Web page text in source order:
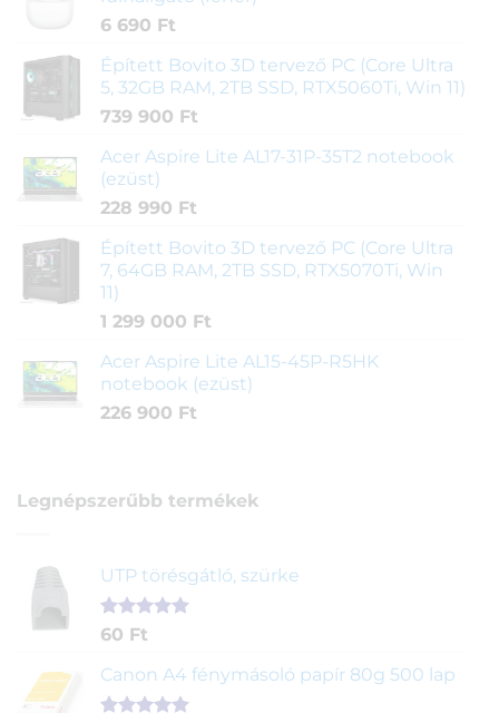
6 690 Ft
Épített Bovito 3D tervező PC (Core Ultra
5, 32GB RAM, 2TB SSD, RTX5060Ti, Win 11)
739 900 Ft
Acer Aspire Lite AL17-31P-35T2 notebook
(ezüst)
228 990 Ft
Épített Bovito 3D tervező PC (Core Ultra
7, 64GB RAM, 2TB SSD, RTX5070Ti, Win
11)
1 299 000 Ft
Acer Aspire Lite AL15-45P-R5HK
notebook (ezüst)
226 900 Ft
Legnépszerűbb termékek
UTP törésgátló, szürke
Értékelés
ből,
1
értékelés
alapján
60 Ft
Canon A4 fénymásoló papír 80g 500 lap